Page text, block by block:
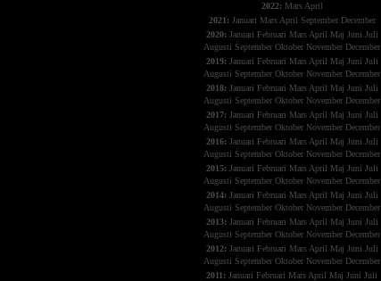
2022: Mars April
2021: Januari Mars April September December
2020: Januari Februari Mars April Maj Juni Juli
Augusti September Oktober November December
2019: Januari Februari Mars April Maj Juni Juli
Augusti September Oktober November December
2018: Januari Februari Mars April Maj Juni Juli
Augusti September Oktober November December
2017: Januari Februari Mars April Maj Juni Juli
Augusti September Oktober November December
2016: Januari Februari Mars April Maj Juni Juli
Augusti September Oktober November December
2015: Januari Februari Mars April Maj Juni Juli
Augusti September Oktober November December
2014: Januari Februari Mars April Maj Juni Juli
Augusti September Oktober November December
2013: Januari Februari Mars April Maj Juni Juli
Augusti September Oktober November December
2012: Januari Februari Mars April Maj Juni Juli
Augusti September Oktober November December
2011: Januari Februari Mars April Maj Juni Juli